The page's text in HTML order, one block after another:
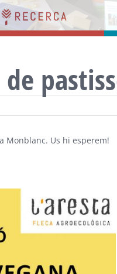
Monblanc. Us hi esperem!